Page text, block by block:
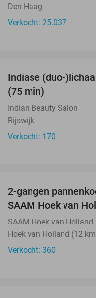
Den Haag
Verkocht: 25.037
Indiase (duo-
(75 min)
Indian Beauty Salon
Rijswijk
Verkocht: 170
2-gangen
SAAM Hoek van
SAAM Hoek van Holland
Hoek van Holland (12
Verkocht: 360